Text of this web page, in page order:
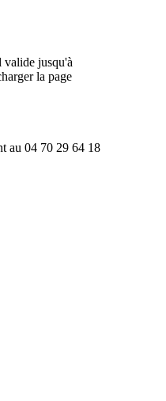
valide jusqu'à
la page
au 04 70 29 64 18